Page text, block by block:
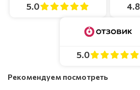
5.0 4.8
5.0
Рекомендуем посмотреть